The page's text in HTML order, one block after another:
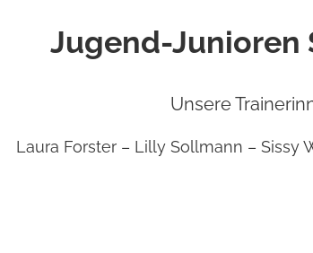
Jugend-Junioren
Unsere
Laura Forster – Lilly Sollmann – Sissy